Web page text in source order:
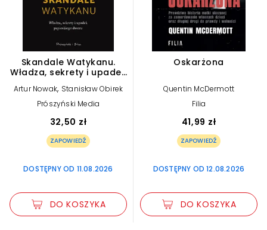
Skandale Watykanu.
Władza, sekrety i upadek
Artur Nowak, Stanisław Obirek
Prószyński Media
32,50 zł
ZAPOWIEDŹ
DOSTĘPNY OD 11.08.2026
DO KOSZYKA
Oskarżona
Quentin McDermott
Filia
41,99 zł
ZAPOWIEDŹ
DOSTĘPNY OD 12.08.2026
DO KOSZYKA